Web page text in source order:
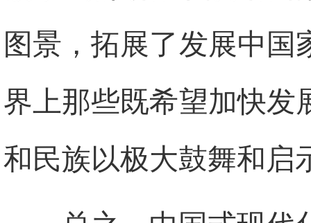
图景，拓展了发展中
界上那些既希望加快发
和民族以极大鼓舞和启